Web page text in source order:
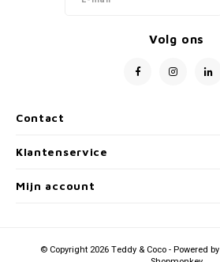
Contact
Volg ons
Klantenservice
Mijn account
© Copyright 2026 Teddy & Coco - Powered by